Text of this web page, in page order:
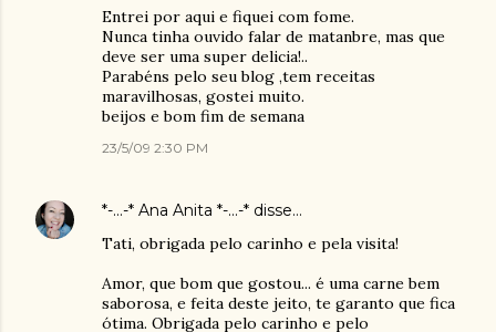
Entrei por aqui e fiquei com fome.
Nunca tinha ouvido falar de matanbre, mas que
deve ser uma super delicia!..
Parabéns pelo seu blog ,tem receitas
maravilhosas, gostei muito.
beijos e bom fim de semana
23/5/09 2:30 PM
*-...-* Ana Anita *-...-* disse…
Tati, obrigada pelo carinho e pela visita!
Amor, que bom que gostou... é uma carne bem
saborosa, e feita deste jeito, te garanto que fica
ótima. Obrigada pelo carinho e pelo